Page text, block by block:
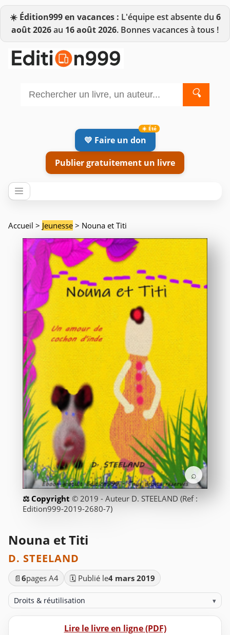
☀️ Édition999 en vacances : L'équipe est absente du 6
août 2026au 16 août 2026. Bonnes vacances à tous !
🔍
💛 Faire un don
Publier gratuitement un livre
Accueil > Jeunesse > Nouna et Titi
⌕
© 2019 - Auteur D. STEELAND (Ref :
Edition999-2019-2680-7)
Nouna et Titi
D. STEELAND
📄 6pages A4 🗓️ Publié le4 mars 2019
Droits & réutilisation ▾
Lire le livre en ligne (PDF)